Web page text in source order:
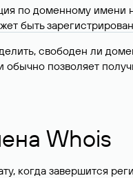
по доменному имени
быть
свободен ли
позволяет
Whois
когда завершится